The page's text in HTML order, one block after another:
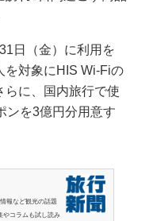
日（金）に利用を
を対象にHIS Wi-Fiの
らに、国内旅行で使
ンを3億円分用意す
報など観光の話題
やコラムも試し読み